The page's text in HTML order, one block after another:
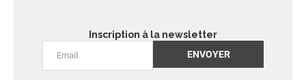
Inscription à la newsletter